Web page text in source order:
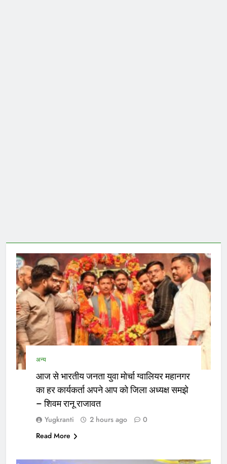
अन्य
आज से भारतीय जनता युवा मोर्चा ग्वालियर महानगर
का हर कार्यकर्ता अपने आप को जिला अध्यक्ष समझे
– शिवम रानू राजावत
Yugkranti 2 hours ago
0
Read More